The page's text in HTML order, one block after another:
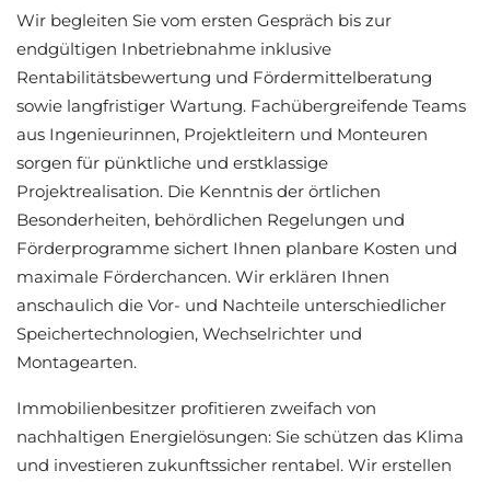
Wir begleiten Sie vom ersten Gespräch bis zur
endgültigen Inbetriebnahme inklusive
Rentabilitätsbewertung und Fördermittelberatung
sowie langfristiger Wartung. Fachübergreifende Teams
aus Ingenieurinnen, Projektleitern und Monteuren
sorgen für pünktliche und erstklassige
Projektrealisation. Die Kenntnis der örtlichen
Besonderheiten, behördlichen Regelungen und
Förderprogramme sichert Ihnen planbare Kosten und
maximale Förderchancen. Wir erklären Ihnen
anschaulich die Vor- und Nachteile unterschiedlicher
Speichertechnologien, Wechselrichter und
Montagearten.
Immobilienbesitzer profitieren zweifach von
nachhaltigen Energielösungen: Sie schützen das Klima
und investieren zukunftssicher rentabel. Wir erstellen